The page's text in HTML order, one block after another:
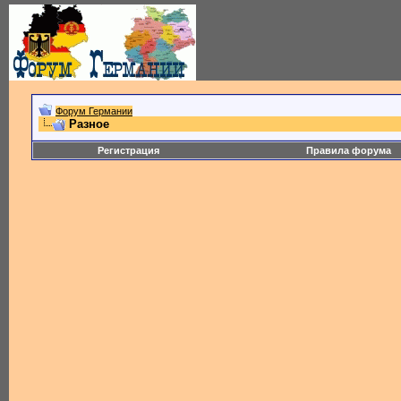
Форум Германии
Разное
Регистрация Правила форума